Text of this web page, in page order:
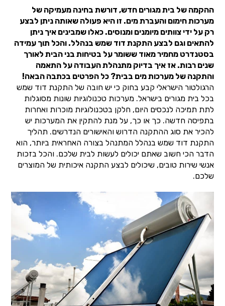
ההקמה של בית מגורים חדש, דורשת בחינה מעמיקה של
מערכות חימום והעברת מים. זו היא פעולה שאותה ניתן לבצע
רק על ידי צוותים מיומנים ומנוסים. כאלו שמבינים איך ניתן
להתאים וגם לבצע התקנת דוד שמש בנהלל. והכל תוך עמידה
בסטנדרט מחמיר מאוד ששומר על בטיחות בני הבית לאורך
שנים רבות. אז איך בדיוק מתנהלת העבודה על התאמה
והתקנה של מערכות מים בבית? כל הפרטים בכתבה הבאה!
הרגולטור הישראלי קבע בחוק כי יש חובה של התקנת דוד שמש
בכל בית מגורים בישראל. מערכות טכנולוגיות שונות מסוגלות
לתת תמיכה לנכסים היום, חלקן בטכנולוגיות מוכרות ואחרות
בתפיסה חדשה. כך או כך, על מנת להתקין את המערכות יש
להכיר את סוג ההתקנה הדרוש והאישורים הנדרשים. תהליך
התקנת דוד שמש בנהלל המתנהל בצורה האחראית ביותר, הוא
הדבר הכי חשוב שאתם יכולים לעשות לבית שלכם. והכל בזכות
אנשי שירות טובים, שיכולים לבצע התקנה איכותית של המוצרים
שלכם.